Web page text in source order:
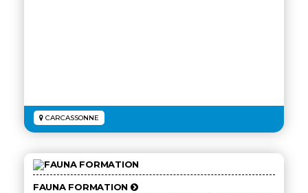
CARCASSONNE
FAUNA FORMATION